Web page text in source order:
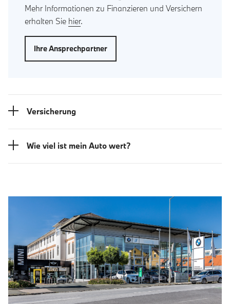
Mehr Informationen zu Finanzieren und Versichern
erhalten Sie hier.
Ihre Ansprechpartner
Versicherung
Wie viel ist mein Auto wert?